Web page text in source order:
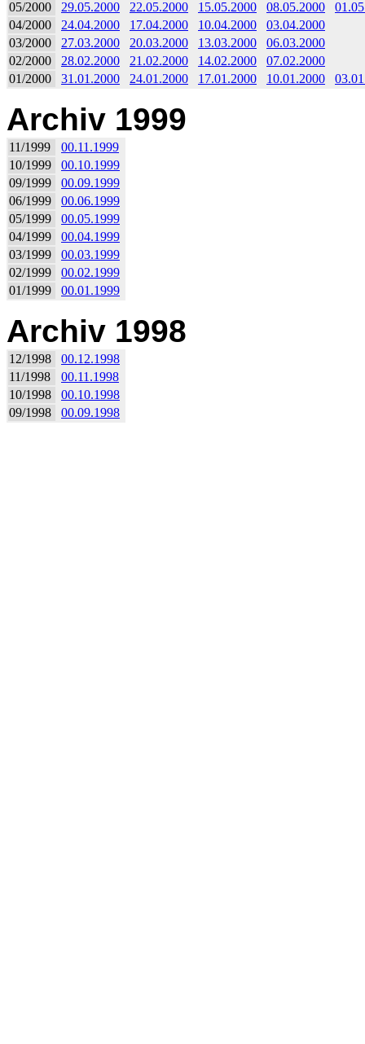
05/2000 29.05.2000 22.05.2000 15.05.2000 08.05.2000
04/2000
24.04.2000 17.04.2000 10.04.2000
03.04.2000
03/2000
27.03.2000 20.03.2000 13.03.2000
06.03.2000
02/2000
28.02.2000 21.02.2000 14.02.2000
07.02.2000
01/2000
31.01.2000 24.01.2000 17.01.2000 10.01.2000
Archiv 1999
11/1999
00.11.1999
10/1999
00.10.1999
09/1999
00.09.1999
06/1999
00.06.1999
05/1999
00.05.1999
04/1999
00.04.1999
03/1999
00.03.1999
02/1999
00.02.1999
01/1999
00.01.1999
Archiv 1998
12/1998
00.12.1998
11/1998
00.11.1998
10/1998
00.10.1998
09/1998
00.09.1998